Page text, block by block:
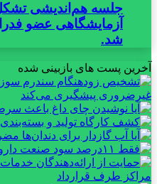
جلسه هم‌اندیشی
آزمایشگاهی عضو
شد.
آخرین پست های بازبینی شده